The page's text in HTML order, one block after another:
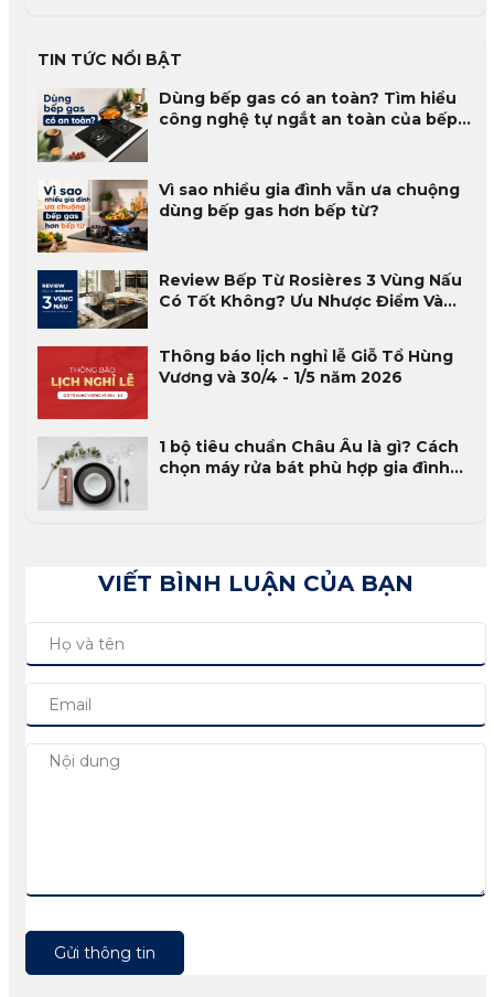
TIN TỨC NỔI BẬT
Dùng bếp gas có an toàn? Tìm hiểu
công nghệ tự ngắt an toàn của bếp
Vì sao nhiều gia đình vẫn ưa chuộng
dùng bếp gas hơn bếp từ?
Review Bếp Từ Rosières 3 Vùng Nấu
Có Tốt Không? Ưu Nhược Điểm Và
Thông báo lịch nghỉ lễ Giỗ Tổ Hùng
Vương và 30/4 - 1/5 năm 2026
1 bộ tiêu chuẩn Châu Âu là gì? Cách
chọn máy rửa bát phù hợp gia đình
VIẾT BÌNH LUẬN CỦA BẠN
Gửi thông tin